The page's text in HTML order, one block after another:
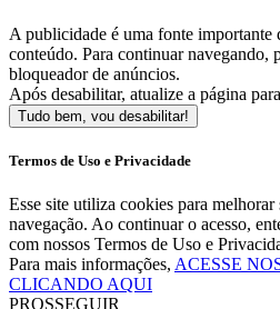
A publicidade é uma fonte importante
conteúdo. Para continuar navegando,
bloqueador de anúncios.
Após desabilitar, atualize a página
Tudo bem, vou desabilitar!
Termos de Uso e Privacidade
Esse site utiliza cookies para melhorar
navegação. Ao continuar o acesso,
com nossos Termos de Uso e
Para mais informações, ACESSE
CLICANDO AQUI
PROSSEGUIR